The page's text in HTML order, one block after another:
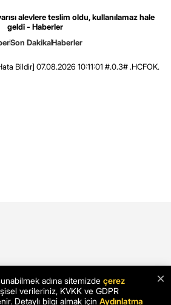
alevlere teslim oldu, kullanılamaz hale
geldi - Haberler
Son DakikaHaberler
Bildir] 07.08.2026 10:11:01 #.0.3# .HCFOK.
×
adına sitemizde çerez
verileriniz, KVKK ve GDPR
Detaylı bilgi almak için Aydınlatma